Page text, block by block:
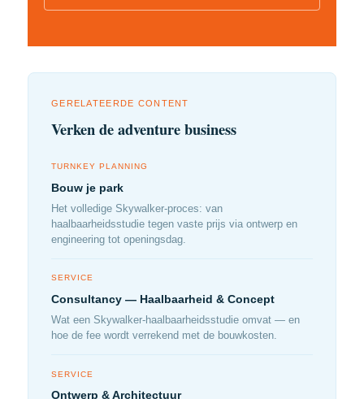
GERELATEERDE CONTENT
Verken de adventure business
TURNKEY PLANNING
Bouw je park
Het volledige Skywalker-proces: van
haalbaarheidsstudie tegen vaste prijs via ontwerp en
engineering tot openingsdag.
SERVICE
Consultancy — Haalbaarheid & Concept
Wat een Skywalker-haalbaarheidsstudie omvat — en
hoe de fee wordt verrekend met de bouwkosten.
SERVICE
Ontwerp & Architectuur